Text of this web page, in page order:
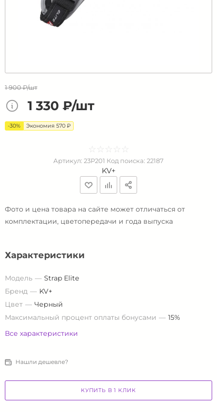
1 900 ₽/шт
1 330 ₽/шт
-30% Экономия 570 ₽
☆ ☆ ☆ ☆ ☆
★ ★ ★ ★ ★
Артикул: 23P201 Код поиска: 22187
KV+
Фото и цена товара на сайте может отличаться от
комплектации, цветопередачи и года выпуска
Характеристики
Модель
Strap Elite
Бренд
KV+
Цвет
Черный
Максимальный процент оплаты бонусами
15%
Все характеристики
Нашли дешевле?
КУПИТЬ В 1 КЛИК